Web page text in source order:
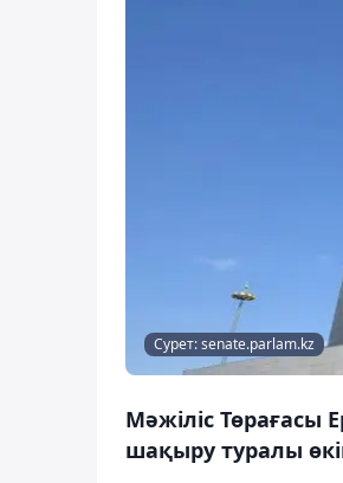
Сурет: senate.parlam.kz
Мәжіліс
шақыру туралы